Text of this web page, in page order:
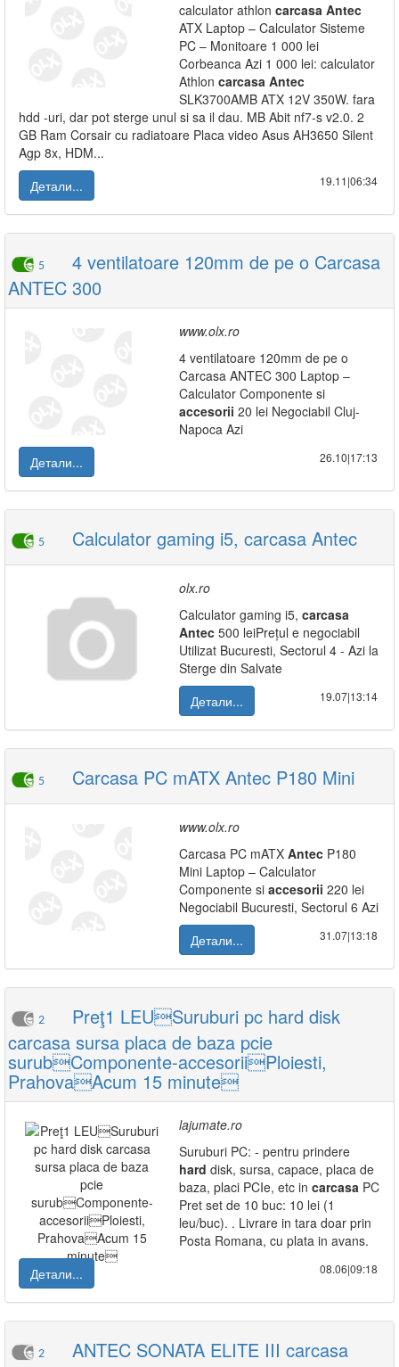
calculator athlon carcasa Antec
ATX Laptop – Calculator Sisteme
PC – Monitoare 1 000 lei
Corbeanca Azi 1 000 lei: calculator
Athlon carcasa Antec
SLK3700AMB ATX 12V 350W. fara
hdd -uri, dar pot sterge unul si sa il dau. MB Abit nf7-s v2.0. 2
GB Ram Corsair cu radiatoare Placa video Asus AH3650 Silent
Agp 8x, HDM...
Детали...
19.11|06:34
5
4 ventilatoare 120mm de pe o Carcasa
ANTEC 300
www.olx.ro
4 ventilatoare 120mm de pe o
Carcasa ANTEC 300 Laptop –
Calculator Componente si
accesorii 20 lei Negociabil Cluj-
Napoca Azi
Детали...
26.10|17:13
5 Calculator gaming i5, carcasa Antec
olx.ro
Calculator gaming i5, carcasa
Antec 500 leiPrețul e negociabil
Utilizat Bucuresti, Sectorul 4 - Azi la
Sterge din Salvate
Детали...
19.07|13:14
5 Carcasa PC mATX Antec P180 Mini
www.olx.ro
Carcasa PC mATX Antec P180
Mini Laptop – Calculator
Componente si accesorii 220 lei
Negociabil Bucuresti, Sectorul 6 Azi
Детали...
31.07|13:18
2
Preţ1 LEUSuruburi pc hard disk
carcasa sursa placa de baza pcie
surubComponente-accesoriiPloiesti,
PrahovaAcum 15 minute
lajumate.ro
Suruburi PC: - pentru prindere
hard disk, sursa, capace, placa de
baza, placi PCIe, etc in carcasa PC
Pret set de 10 buc: 10 lei (1
leu/buc). . Livrare in tara doar prin
Posta Romana, cu plata in avans.
Детали...
08.06|09:18
2
ANTEC SONATA ELITE III carcasa